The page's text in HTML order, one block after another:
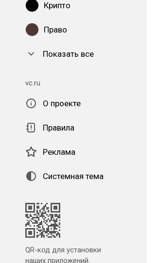
Крипто
Право
Показать все
vc.ru
О проекте
Правила
Реклама
Системная тема
QR-код для установки
наших приложений.